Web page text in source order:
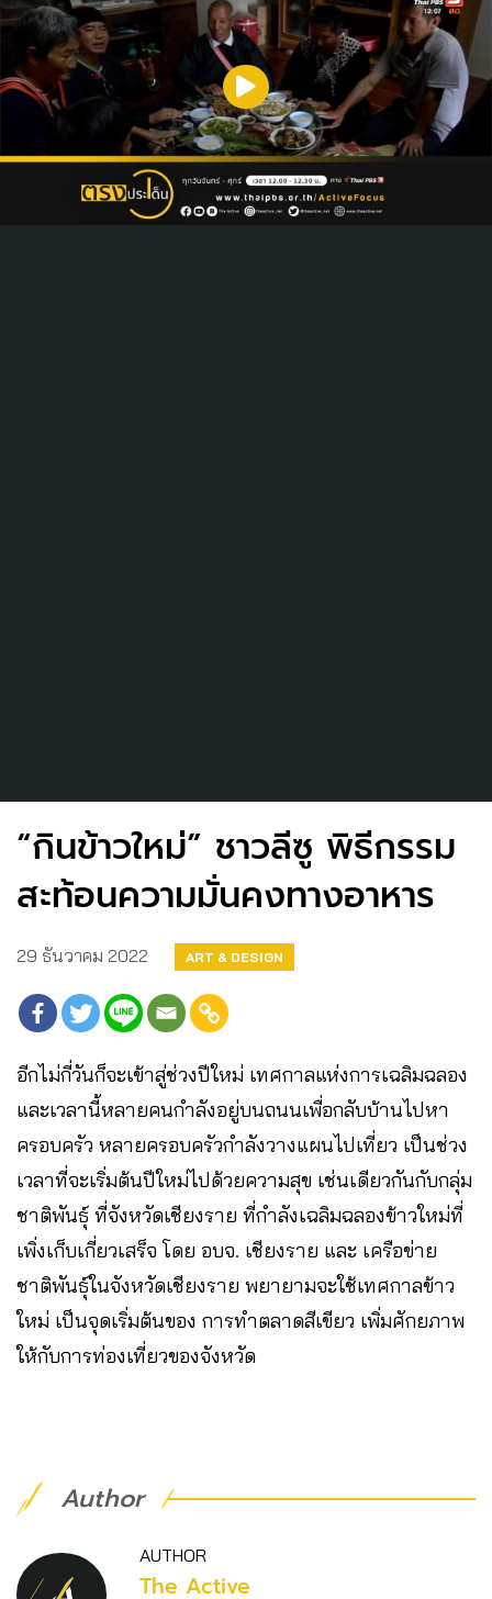
“กินข้าวใหม่” ชาวลีซู พิธีกรรม
สะท้อนความมั่นคงทางอาหาร
29 ธันวาคม 2022 ART & DESIGN
อีกไม่กี่วันก็จะเข้าสู่ช่วงปีใหม่ เทศกาลแห่งการเฉลิมฉลอง
และเวลานี้หลายคนกำลังอยู่บนถนนเพื่อกลับบ้านไปหา
ครอบครัว หลายครอบครัวกำลังวางแผนไปเที่ยว เป็นช่วง
เวลาที่จะเริ่มต้นปีใหม่ไปด้วยความสุข เช่นเดียวกันกับกลุ่ม
ชาติพันธุ์ ที่จังหวัดเชียงราย ที่กำลังเฉลิมฉลองข้าวใหม่ที่
เพิ่งเก็บเกี่ยวเสร็จ โดย อบจ. เชียงราย และ เครือข่าย
ชาติพันธุ์ในจังหวัดเชียงราย พยายามจะใช้เทศกาลข้าว
ใหม่ เป็นจุดเริ่มต้นของ การทำตลาดสีเขียว เพิ่มศักยภาพ
ให้กับการท่องเที่ยวของจังหวัด
Author
AUTHOR
The Active